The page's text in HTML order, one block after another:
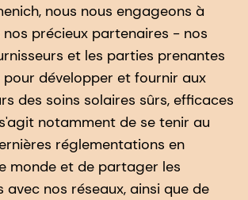
nous nous engageons à
précieux partenaires - nos
et les parties prenantes
développer et fournir aux
des soins solaires sûrs, efficaces
notamment de se tenir au
réglementations en
monde et de partager les
avec nos réseaux, ainsi que de